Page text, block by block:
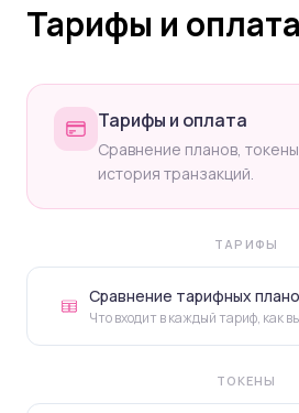
Тарифы и оплата
Тарифы и оплата
Сравнение планов,
история транзакций.
ТАРИФЫ
Сравнение тарифных
Что входит в каждый тариф, как
ТОКЕНЫ